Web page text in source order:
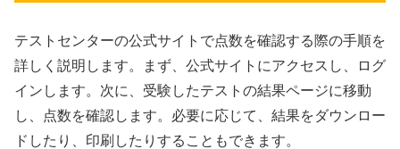
テストセンターの公式サイトで点数を確認する際の手順を
詳しく説明します。まず、公式サイトにアクセスし、ログ
インします。次に、受験したテストの結果ページに移動
し、点数を確認します。必要に応じて、結果をダウンロー
ドしたり、印刷したりすることもできます。